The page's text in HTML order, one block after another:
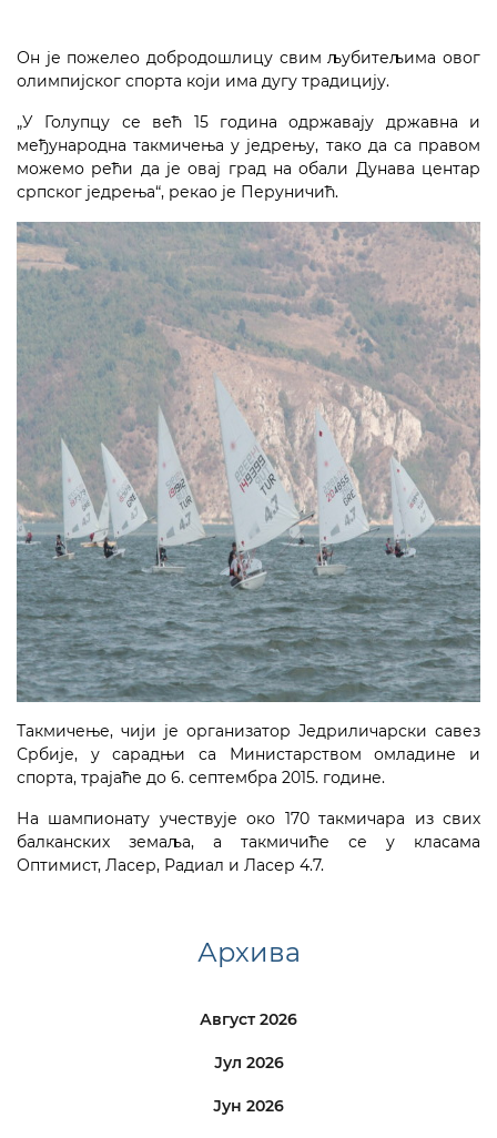
Он је пожелео добродошлицу свим љубитељима овог
олимпијског спорта који има дугу традицију.
„У Голупцу се већ 15 година одржавају државна и
међународна такмичења у једрењу, тако да са правом
можемо рећи да је овај град на обали Дунава центар
српског једрења“, рекао је Перуничић.
Такмичење, чији је организатор Једриличарски савез
Србије, у сарадњи са Министарством омладине и
спорта, трајаће до 6. септембра 2015. године.
На шампионату учествује око 170 такмичара из свих
балканских земаља, а такмичиће се у класама
Оптимист, Ласер, Радиал и Ласер 4.7.
Архива
Август 2026
Јул 2026
Јун 2026